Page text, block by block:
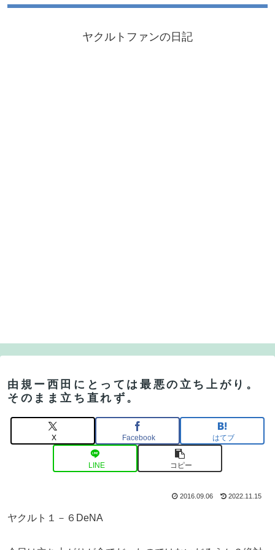
ヤクルトファンの日記
由規ー西田にとっては最悪の立ち上がり。
そのまま立ち直れず。
X Facebook はてブ
LINE コピー
2016.09.06 2022.11.15
ヤクルト１－６DeNA